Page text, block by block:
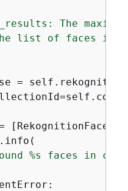
The
list of faces in
=
%s faces in